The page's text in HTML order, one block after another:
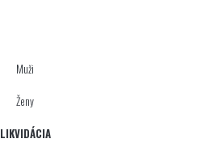
Muži
Ženy
LIKVIDÁCIA